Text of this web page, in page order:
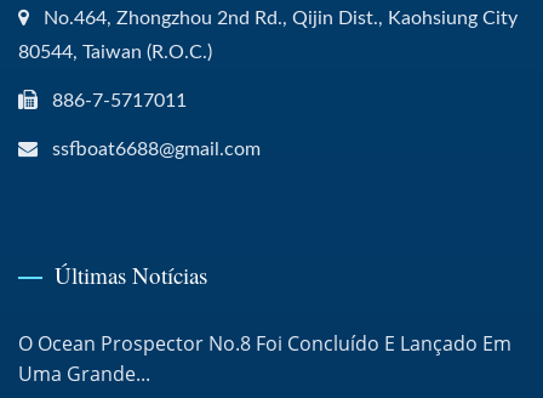
No.464, Zhongzhou 2nd Rd., Qijin Dist., Kaohsiung City
80544, Taiwan (R.O.C.)
886-7-5717011
ssfboat6688@gmail.com
Últimas Notícias
O Ocean Prospector No.8 Foi Concluído E Lançado Em
Uma Grande...